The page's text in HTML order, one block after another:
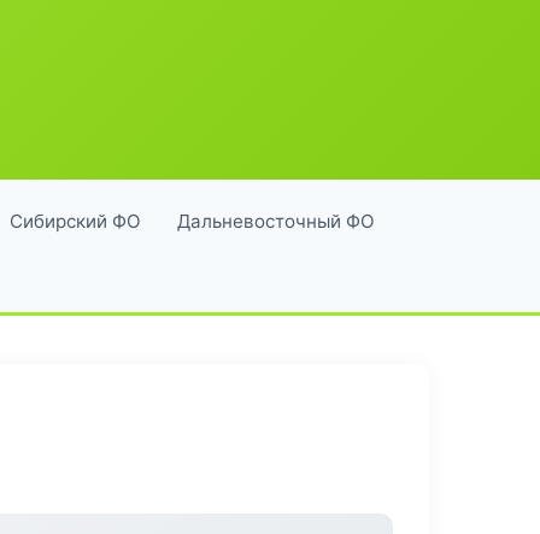
Сибирский ФО Дальневосточный ФО